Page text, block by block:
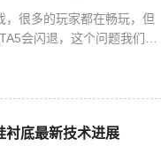
，很多的玩家都在畅玩，但
会闪退，这个问题我们怎
底最新技术进展